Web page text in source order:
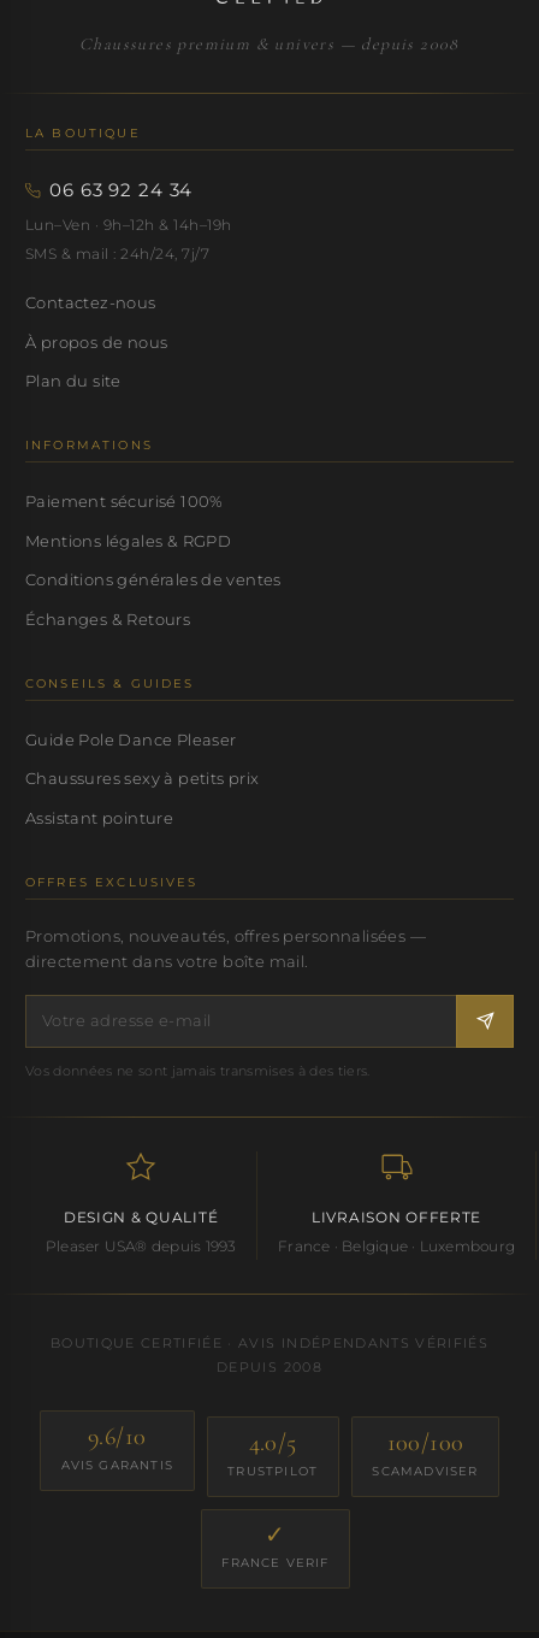
Chaussures premium & univers — depuis 2008
LA BOUTIQUE
06 63 92 24 34
Lun–Ven · 9h–12h & 14h–19h
SMS & mail : 24h/24, 7j/7
Contactez-nous
À propos de nous
Plan du site
INFORMATIONS
Paiement sécurisé 100%
Mentions légales & RGPD
Conditions générales de ventes
Échanges & Retours
CONSEILS & GUIDES
Guide Pole Dance Pleaser
Chaussures sexy à petits prix
Assistant pointure
OFFRES EXCLUSIVES
Promotions, nouveautés, offres personnalisées —
directement dans votre boîte mail.
Vos données ne sont jamais transmises à des tiers.
DESIGN & QUALITÉ
Pleaser USA® depuis 1993
LIVRAISON OFFERTE
France · Belgique · Luxembourg
BOUTIQUE CERTIFIÉE · AVIS INDÉPENDANTS VÉRIFIÉS
DEPUIS 2008
9.6/10
AVIS GARANTIS
4.0/5
TRUSTPILOT
100/100
SCAMADVISER
✓
FRANCE VERIF